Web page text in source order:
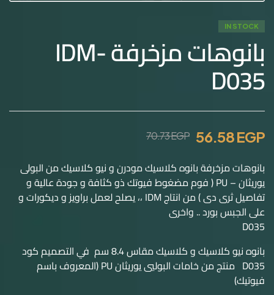
IN STOCK
بانوهات مزخرفة IDM-
D035
70.73EGP 56.58EGP
بانوهات مزخرفة بانوه كلاسيك مودرن و نيو كلاسيك من البولى
يوريثان – PU ( فوم مضغوط فيوتك ذو كثافة و جودة عالية و
تفاصيل ثرى دى ) من انتاج IDM ،، يصلح لعمل براويز و ديكورات و
على الجبس بورد .. واخرى
D035
بانوه نيو كلاسيك و كلاسيك مقاس 8.4 سم في التصميم كود
D035 منتج من خامات البوليي يوريثان PU (المعروف باسم
فيوتيك)